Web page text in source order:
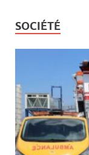
SOCIÉTÉ